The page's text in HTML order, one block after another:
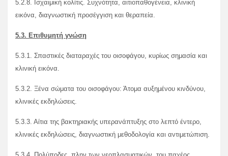
5.2.8. Ισχαιμική κολίτις. Συχνότητα, αιτιοπαθογένεια, κλινική
εικόνα, διαγνωστική προσέγγιση και θεραπεία.
5.3. Επιθυμητή γνώση
5.3.1. Σπαστικές διαταραχές του οισοφάγου, κυρίως σημασία και
κλινική εικόνα.
5.3.2. Ξένα σώματα του οισοφάγου: Άτομα αυξημένου κινδύνου,
κλινικές εκδηλώσεις.
5.3.3. Αίτια της βακτηριακής υπερανάπτυξης στο λεπτό έντερο,
κλινικές εκδηλώσεις, διαγνωστική μεθοδολογία και αντιμετώπιση.